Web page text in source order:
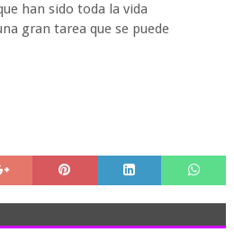
han sido toda la vida
gran tarea que se puede